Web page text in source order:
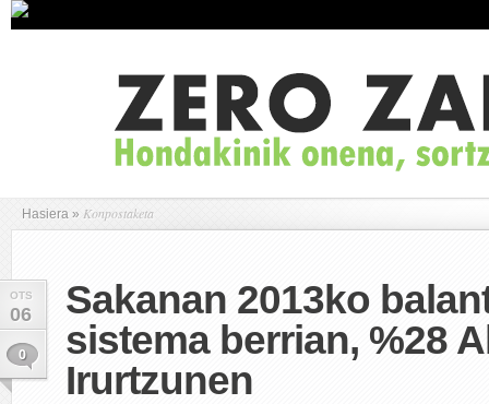
Hasiera » Konpostaketa
OTS
06
0
Sakanan 2013ko
sistema berrian, %28
Irurtzunen